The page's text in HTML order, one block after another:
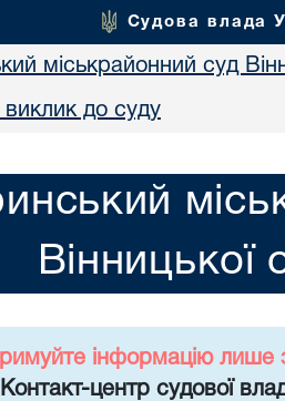
Судова влада
міськрайонний суд
до суду
Вінницької
інформацію лише
центр судової